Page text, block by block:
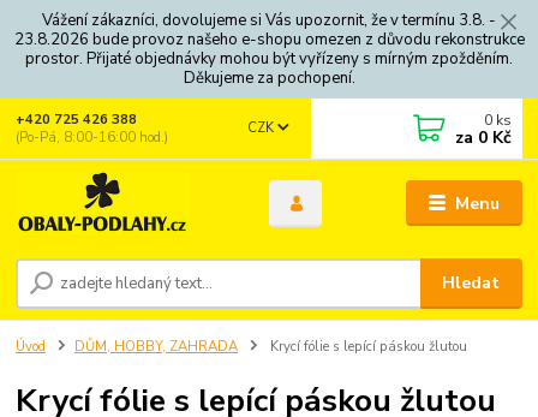
Vážení zákazníci, dovolujeme si Vás upozornit, že v termínu 3.8. -
23.8.2026 bude provoz našeho e-shopu omezen z důvodu rekonstrukce
prostor. Přijaté objednávky mohou být vyřízeny s mírným zpožděním.
Děkujeme za pochopení.
Menu
CZK
Hledat
+420 725 426 388
(Po-Pá, 8:00-16:00 hod.)
0 ks
za 0 Kč
Úvod DŮM, HOBBY, ZAHRADA Krycí fólie s lepící páskou žlutou
Krycí fólie s lepící páskou žlutou